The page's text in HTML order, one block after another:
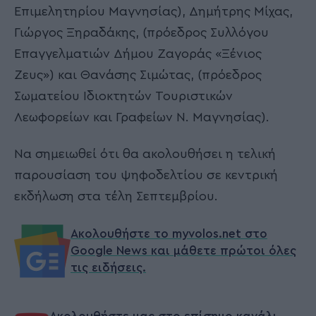
Επιμελητηρίου Μαγνησίας), Δημήτρης Μίχας,
Γιώργος Ξηραδάκης, (πρόεδρος Συλλόγου
Επαγγελματιών Δήμου Ζαγοράς «Ξένιος
Ζευς») και Θανάσης Σιμώτας, (πρόεδρος
Σωματείου Ιδιοκτητών Τουριστικών
Λεωφορείων και Γραφείων Ν. Μαγνησίας).
Να σημειωθεί ότι θα ακολουθήσει η τελική
παρουσίαση του ψηφοδελτίου σε κεντρική
εκδήλωση στα τέλη Σεπτεμβρίου.
Ακολουθήστε το myvolos.net στο
Google News και μάθετε πρώτοι όλες
τις ειδήσεις.